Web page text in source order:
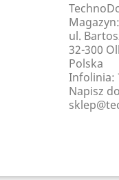
Magazyn:
ul.
32-300
Polska
Infolinia:
Napisz